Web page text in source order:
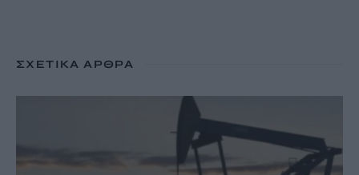
ΣΧΕΤΙΚΆ ΆΡΘΡΑ